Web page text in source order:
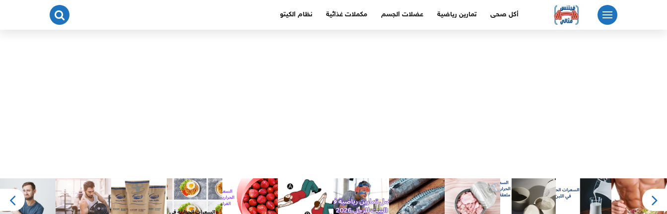
أكل صحى تمارين رياضية عضلات الجسم مكملات غذائية نظام الكيتو